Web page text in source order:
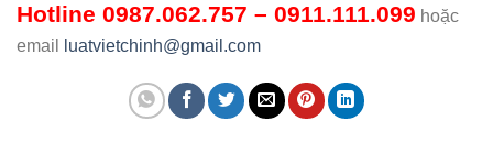
Hotline 0987.062.757 – 0911.111.099 hoặc
email
luatvietchinh@gmail.com